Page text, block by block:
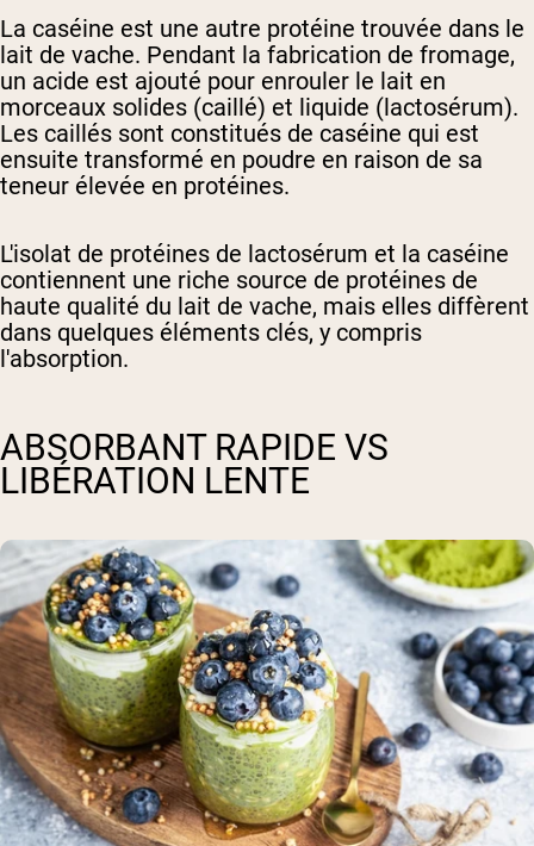
La caséine est une autre protéine trouvée dans le
lait de vache. Pendant la fabrication de fromage,
un acide est ajouté pour enrouler le lait en
morceaux solides (caillé) et liquide (lactosérum).
Les caillés sont constitués de caséine qui est
ensuite transformé en poudre en raison de sa
teneur élevée en protéines.
L'isolat de protéines de lactosérum et la caséine
contiennent une riche source de protéines de
haute qualité du lait de vache, mais elles diffèrent
dans quelques éléments clés, y compris
l'absorption.
ABSORBANT RAPIDE VS
LIBÉRATION LENTE